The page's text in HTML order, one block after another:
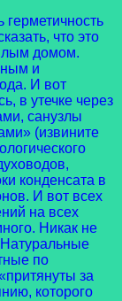
что это
домом.
и
И вот
в утечке через
санузлы
(извините
конденсата в
И вот всех
на всех
Никак не
по
за
которого